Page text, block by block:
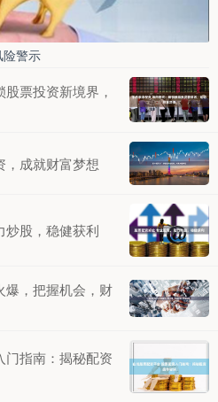
险警示
票投资新境界，
，成就财富梦想
炒股，稳健获利
爆，把握机会，财
门指南：揭秘配资